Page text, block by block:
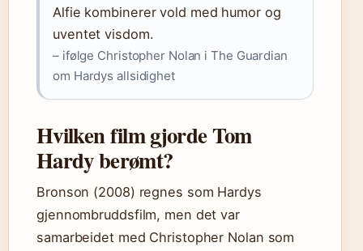
Alfie kombinerer vold med humor og
uventet visdom.
– ifølge Christopher Nolan i The Guardian
om Hardys allsidighet
Hvilken film gjorde Tom
Hardy berømt?
Bronson (2008) regnes som Hardys
gjennombruddsfilm, men det var
samarbeidet med Christopher Nolan som